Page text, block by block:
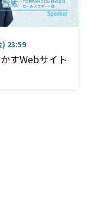
) 23:59
すWebサイト